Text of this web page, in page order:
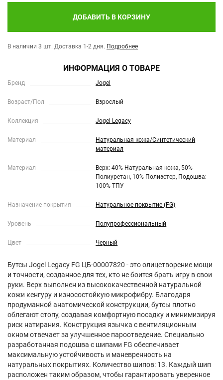
ДОБАВИТЬ В КОРЗИНУ
В наличии 3 шт. Доставка 1-2 дня. Подробнее
ИНФОРМАЦИЯ О ТОВАРЕ
Бренд Jogel
Возраст/Пол Взрослый
Коллекция Jogel Legacy
Материал
Натуральная кожа/Синтетический
материал
Материал
Верх: 40% Натуральная кожа, 50%
Полиуретан, 10% Полиэстер, Подошва:
100% ТПУ
Назначение покрытия Натуральное покрытие (FG)
Уровень Полупрофессиональный
Цвет Черный
Бутсы Jogel Legacy FG ЦБ-00007820 - это олицетворение мощи
и точности, созданное для тех, кто не боится брать игру в свои
руки. Верх выполнен из высококачественной натуральной
кожи кенгуру и износостойкую микрофибру. Благодаря
продуманной анатомической конструкции, бутсы плотно
облегают стопу, создавая комфортную посадку и минимизируя
риск натирания. Конструкция язычка с вентиляционным
окном отвечает за улучшенное пароотведение. Специально
разработанная подошва с шипами FG обеспечивает
максимальную устойчивость и маневренность на
натуральных покрытиях. Количество шипов: 13. Каждый шип
расположен таким образом, чтобы гарантировать уверенное